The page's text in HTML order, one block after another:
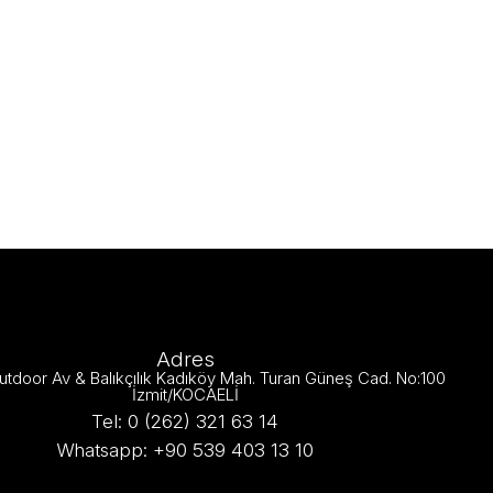
Adres
Av & Balıkçılık Kadıköy Mah. Turan Güneş Cad. No:100
İzmit/KOCAELİ
Tel: 0 (262) 321 63 14
Whatsapp: +90 539 403 13 10